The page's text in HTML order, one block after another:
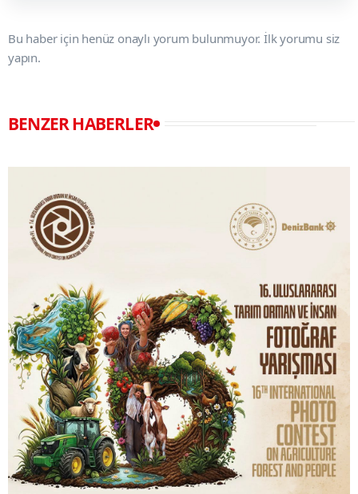
Bu haber için henüz onaylı yorum bulunmuyor. İlk yorumu siz
yapın.
BENZER HABERLER